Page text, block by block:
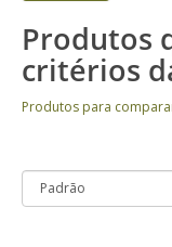
Produtos
critérios
Produtos para